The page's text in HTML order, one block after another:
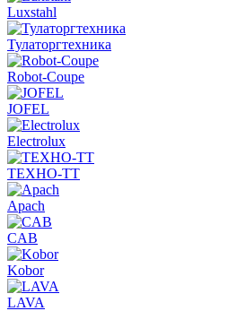
Luxstahl
Тулаторгтехника
Robot-Coupe
JOFEL
Electrolux
ТЕХНО-ТТ
Apach
CAB
Kobor
LAVA